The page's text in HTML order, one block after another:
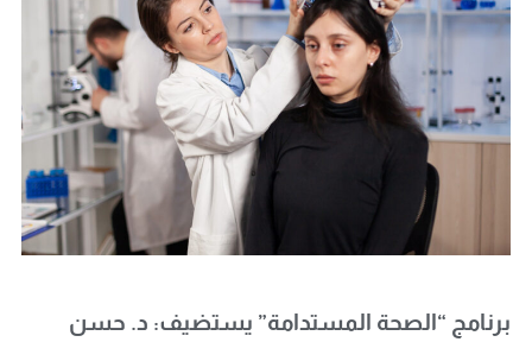
برنامج “الصحة المستدامة” يستضيف: د. حسن